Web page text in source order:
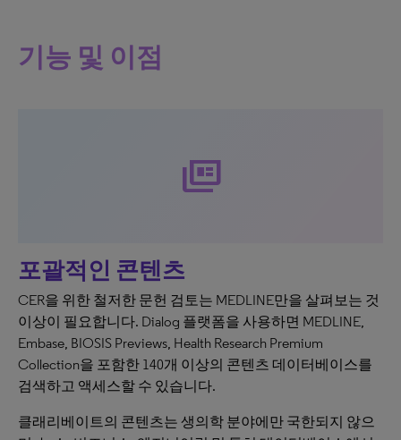
기능 및 이점
full_coverage
포괄적인 콘텐츠
CER을 위한 철저한 문헌 검토는 MEDLINE만을 살펴보는 것
이상이 필요합니다. Dialog 플랫폼을 사용하면 MEDLINE,
Embase, BIOSIS Previews, Health Research Premium
Collection을 포함한 140개 이상의 콘텐츠 데이터베이스를
검색하고 액세스할 수 있습니다.
클래리베이트의 콘텐츠는 생의학 분야에만 국한되지 않으